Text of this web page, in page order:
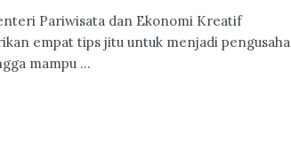
Pariwisata dan Ekonomi Kreatif
empat tips jitu untuk menjadi pengusaha
mampu ...